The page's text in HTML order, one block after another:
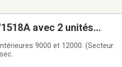
avec 2 unités